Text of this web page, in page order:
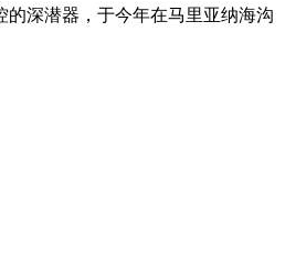
深潜器，于今年在马里亚纳海沟